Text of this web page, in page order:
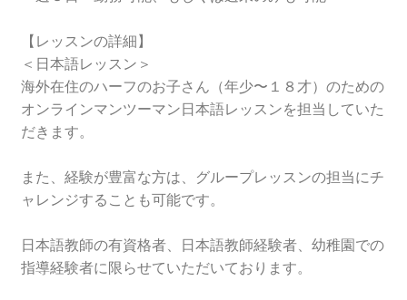
【レッスンの詳細】
＜日本語レッスン＞
海外在住のハーフのお子さん（年少〜１８才）のための
オンラインマンツーマン日本語レッスンを担当していた
だきます。
また、経験が豊富な方は、グループレッスンの担当にチ
ャレンジすることも可能です。
日本語教師の有資格者、日本語教師経験者、幼稚園での
指導経験者に限らせていただいております。